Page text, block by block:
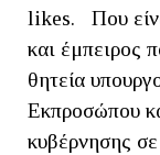
likes. Που
και έμπειρος
θητεία
Εκπροσώπου
κυβέρνησης σε